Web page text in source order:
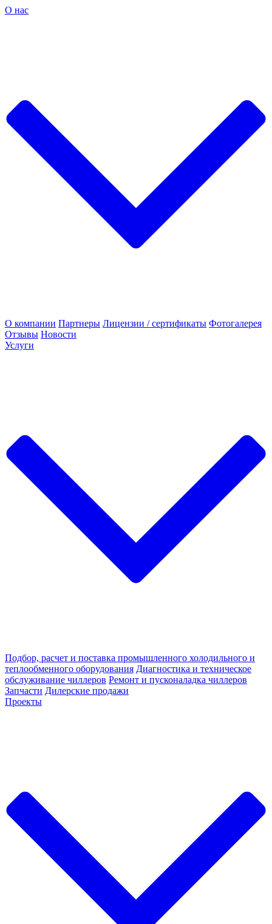
О нас
О компании Партнеры Лицензии / сертификаты Фотогалерея
Отзывы Новости
Услуги
Подбор, расчет и поставка промышленного холодильного и
теплообменного оборудования Диагностика и техническое
обслуживание чиллеров Ремонт и пусконаладка чиллеров
Запчасти Дилерские продажи
Проекты